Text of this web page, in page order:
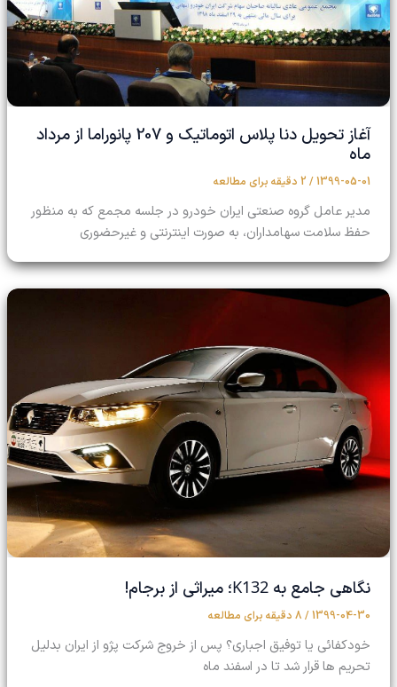
آغاز تحویل دنا پلاس اتوماتیک و 207 پانوراما از مرداد
ماه
1399-05-01
/ 2 دقیقه برای مطالعه
مدیر عامل گروه صنعتی ایران خودرو در جلسه مجمع که به منظور
حفظ سلامت سهامداران، به صورت اینترنتی و غیرحضوری
نگاهی جامع به K132؛ میراثی از برجام!
1399-04-30
/ 8 دقیقه برای مطالعه
خودکفائی یا توفیق اجباری؟ پس از خروج شرکت پژو از ایران بدلیل
تحریم ها قرار شد تا در اسفند ماه